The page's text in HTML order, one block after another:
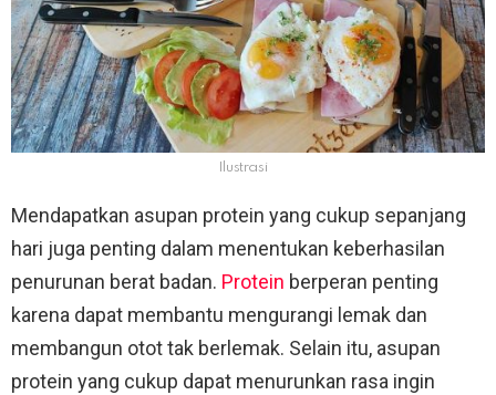
Ilustrasi
Mendapatkan asupan protein yang cukup sepanjang
hari juga penting dalam menentukan keberhasilan
penurunan berat badan. Protein berperan penting
karena dapat membantu mengurangi lemak dan
membangun otot tak berlemak. Selain itu, asupan
protein yang cukup dapat menurunkan rasa ingin